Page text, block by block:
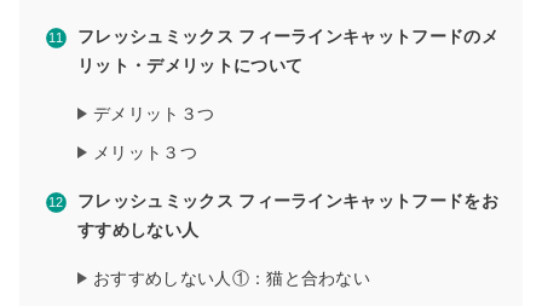
フレッシュミックス フィーラインキャットフードのメ
リット・デメリットについて
デメリット３つ
メリット３つ
フレッシュミックス フィーラインキャットフードをお
すすめしない人
おすすめしない人①：猫と合わない